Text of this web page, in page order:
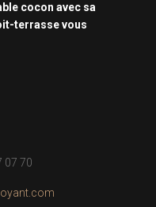
cocon avec sa
terrasse vous
07 70